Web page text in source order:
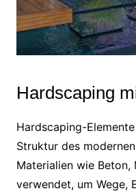
Hardscaping
Hardscaping-
Struktur des
Materialien wie
verwendet, um Wege,